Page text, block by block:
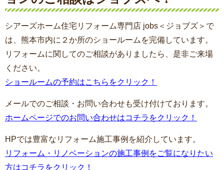
シアーズホーム住宅リフォーム専門店 jobs＜ジョブズ＞で
は、熊本市内に２か所のショールームを完備しています。
リフォームに関してのご相談がありましたら、是非ご来場
ください。
ショールームの予約はこちらをクリック！
メールでのご相談・お問い合わせも受け付けております。
ホームページでのお問い合わせはコチラをクリック！
HPでは豊富なリフォーム施工事例を紹介しています。
リフォーム・リノベーションの施工事例をご覧になりたい
方はコチラをクリック！